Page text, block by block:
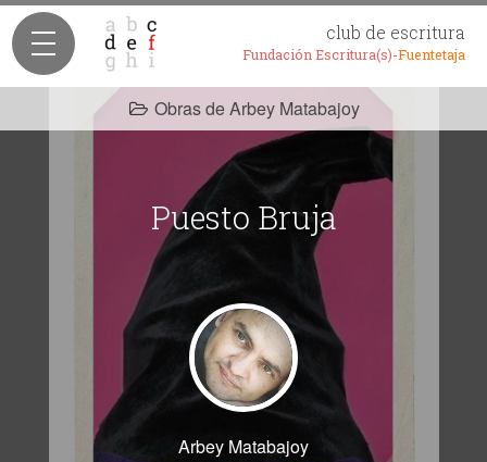
club de escritura
Fundación Escritura(s)-Fuentetaja
Obras de Arbey Matabajoy
Puesto Bruja
Arbey Matabajoy